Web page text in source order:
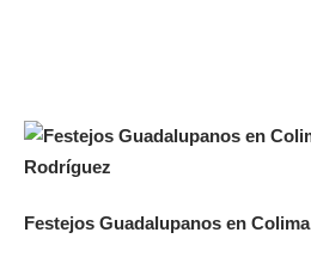
Festejos Guadalupanos en Colima